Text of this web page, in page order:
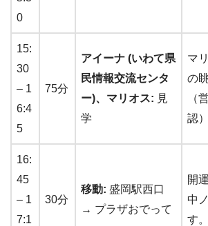
0
15:
30
– 1
6:4
5
75分
アイーナ (いわて県
民情報交流センタ
ー)、マリオス: 見
学
マ
の
（
認）
16:
45
– 1
7:1
30分
移動: 盛岡駅西口
→ プラザおでって
開
中
す。